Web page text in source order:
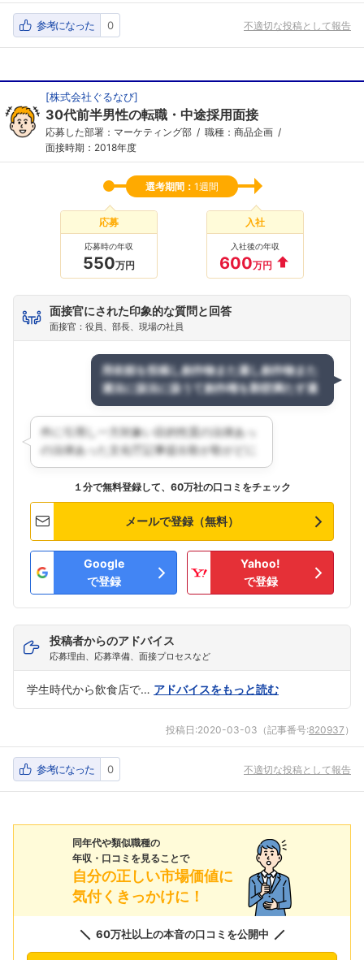
参考になった 0 不適切な投稿として報告
[株式会社ぐるなび]
30代前半男性の転職・中途採用面接
応募した部署：マーケティング部
職種：商品企画
面接時期：2018年度
選考期間： 1週間
応募
応募時の年収
550万円
入社
入社後の年収
600万円
面接官にされた印象的な質問と回答
面接官：役員、部長、現場の社員
１分で無料登録して、60万社の口コミをチェック
メールで登録（無料）
Google
で登録
Yahoo!
で登録
投稿者からのアドバイス
応募理由、応募準備、面接プロセスなど
学生時代から飲食店で… アドバイスをもっと読む
投稿日:2020-03-03 （記事番号:820937 ）
参考になった 0 不適切な投稿として報告
同年代や類似職種の
年収・口コミを見ることで
自分の正しい市場価値に
気付くきっかけに！
60万社以上の本音の口コミを公開中